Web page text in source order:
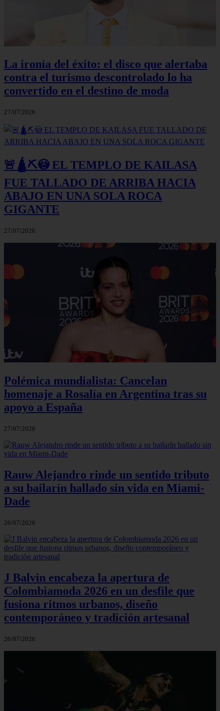
La ironía del éxito: el disco que alertaba
contra el turismo descontrolado lo ha
convertido en el destino de moda
27/07/2026
🚨🛕⛏️😳 EL TEMPLO DE KAILASA
FUE TALLADO DE ARRIBA HACIA
ABAJO EN UNA SOLA ROCA
GIGANTE
27/07/2026
Polémica mundialista: Cancelan
homenaje a Rosalía en Argentina tras su
apoyo a España
27/07/2026
Rauw Alejandro rinde un sentido tributo
a su bailarín hallado sin vida en Miami-
Dade
26/07/2026
J Balvin encabeza la apertura de
Colombiamoda 2026 en un desfile que
fusiona ritmos urbanos, diseño
contemporáneo y tradición artesanal
26/07/2026